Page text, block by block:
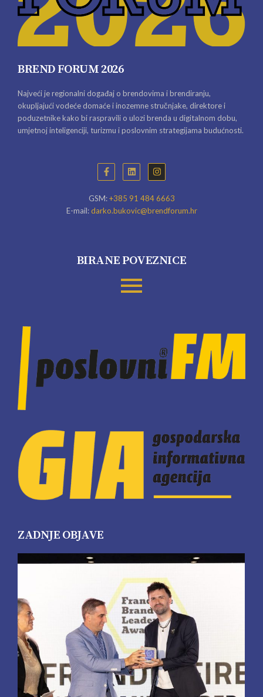
BREND FORUM 2026
Najveći je regionalni događaj o brendovima i brendiranju,
okupljajući vodeće domaće i inozemne stručnjake, direktore i
poduzetnike kako bi raspravili o ulozi brenda u digitalnom dobu,
umjetnoj inteligenciji, turizmu i poslovnim strategijama budućnosti.
GSM:+385 91 484 6663
E-mail:darko.bukovic@brendforum.hr
BIRANE POVEZNICE
ZADNJE OBJAVE